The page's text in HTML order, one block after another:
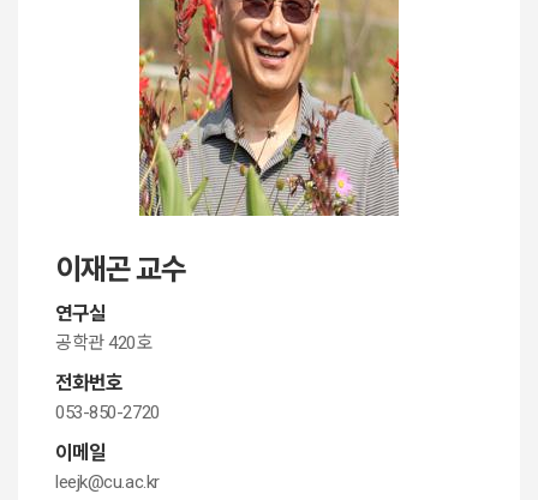
이재곤 교수
연구실
공학관 420호
전화번호
053-850-2720
이메일
leejk@cu.ac.kr